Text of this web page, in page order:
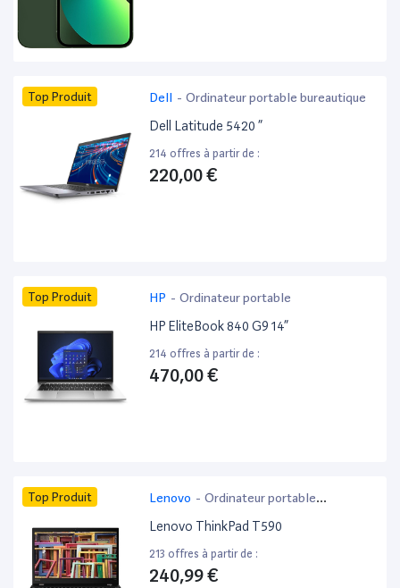
Top Produit Dell - Ordinateur portable bureautique
Dell Latitude 5420 ”
214 offres à partir de :
220,00 €
Top Produit HP - Ordinateur portable
HP EliteBook 840 G9 14”
214 offres à partir de :
470,00 €
Top Produit Lenovo - Ordinateur portable
bureautique
Lenovo ThinkPad T590
213 offres à partir de :
240,99 €